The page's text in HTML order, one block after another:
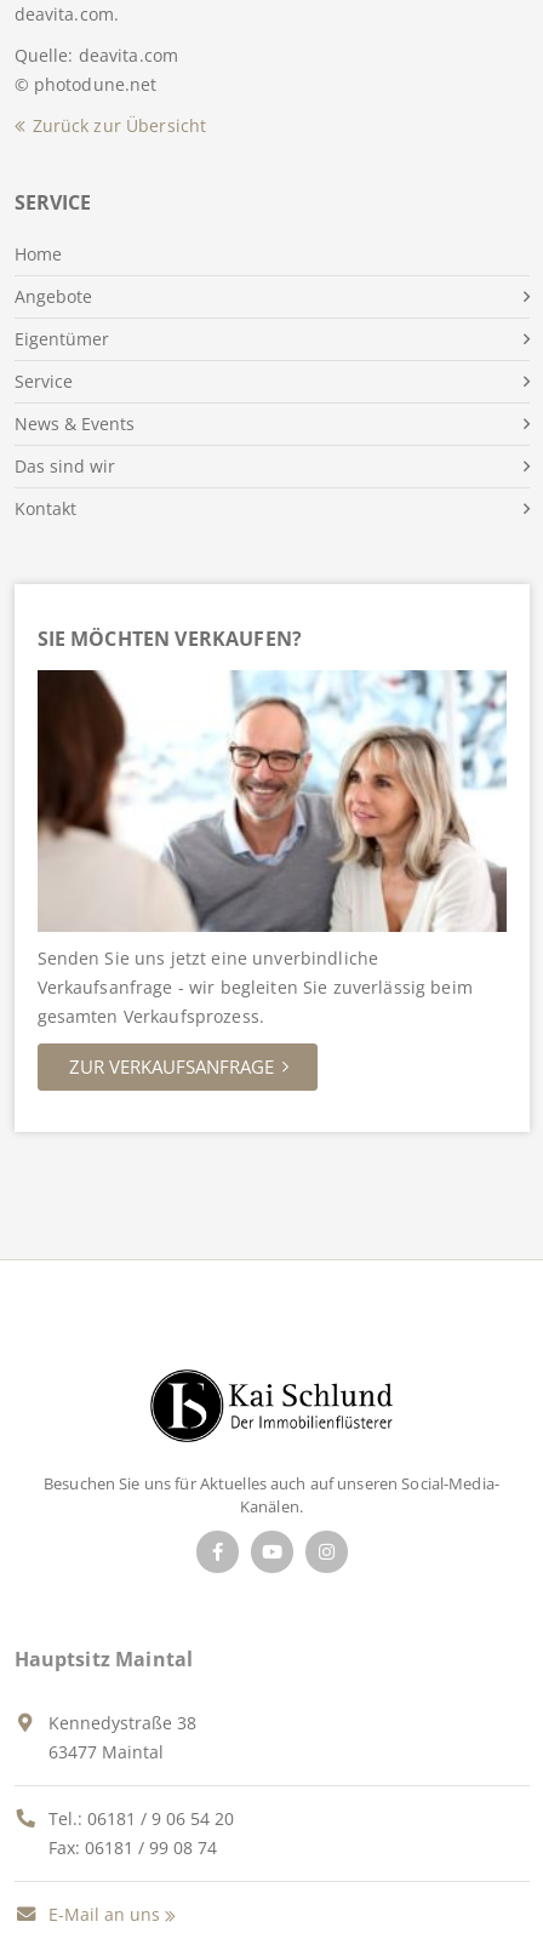
SERVICE
Home
Angebote
Eigentümer
Service
News & Events
Das sind wir
Kontakt
SIE MÖCHTEN VERKAUFEN?
Senden Sie uns jetzt eine unverbindliche
Verkaufsanfrage - wir begleiten Sie zuverlässig beim
gesamten Verkaufsprozess.
ZUR VERKAUFSANFRAGE
deavita.com.
Quelle: deavita.com
© photodune.net
Zurück zur Übersicht
Besuchen Sie uns für Aktuelles auch auf unseren Social-Media-
Kanälen.
Hauptsitz Maintal
Kennedystraße 38
63477 Maintal
Tel.: 06181 / 9 06 54 20
Fax: 06181 / 99 08 74
E-Mail an uns